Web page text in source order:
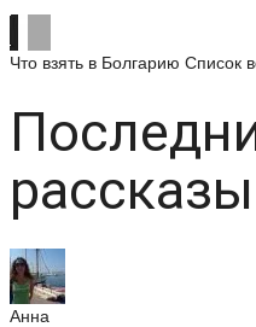
Что взять в Болгарию Список
рассказы
Анна